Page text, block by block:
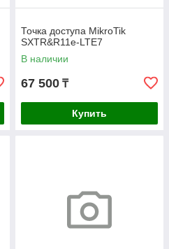
Точка доступа MikroTik
SXTR&R11e-LTE7
В наличии
67 500 ₸
Купить